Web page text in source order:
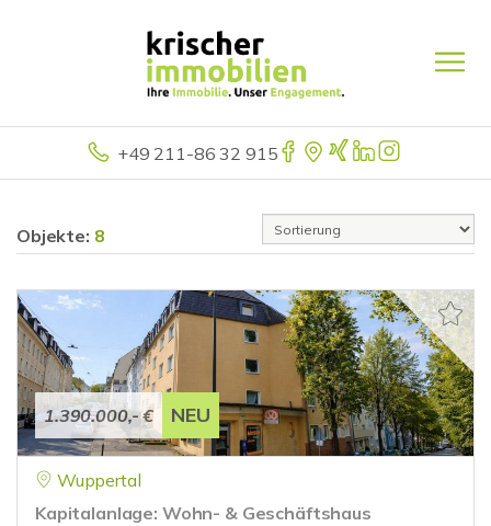
+49 211-86 32 915
Objekte: 8
1.390.000,- € NEU
Wuppertal
Kapitalanlage: Wohn- & Geschäftshaus